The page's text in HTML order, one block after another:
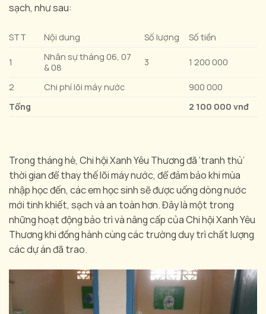
sạch, như sau:
STT Nội dung Số lượng Số tiền
1
Nhân sự tháng 06, 07
& 08
3 1 200 000
2 Chi phí lõi máy nước
900 000
Tổng
2 100 000 vnđ
Trong tháng hè, Chi hội Xanh Yêu Thương đã ‘tranh thủ’
thời gian để thay thế lõi máy nước, để đảm bảo khi mùa
nhập học đến, các em học sinh sẽ được uống dòng nước
mới tinh khiết, sạch và an toàn hơn. Đây là một trong
những hoạt động bảo trì và nâng cấp của Chi hội Xanh Yêu
Thương khi đồng hành cùng các trường duy trì chất lượng
các dự án đã trao.